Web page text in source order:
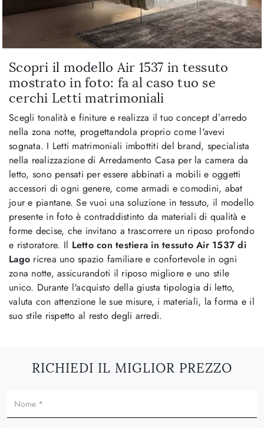
Scopri il modello Air 1537 in tessuto
mostrato in foto: fa al caso tuo se
cerchi Letti matrimoniali
Scegli tonalità e finiture e realizza il tuo concept d’arredo
nella zona notte, progettandola proprio come l'avevi
sognata. I Letti matrimoniali imbottiti del brand, specialista
nella realizzazione di Arredamento Casa per la camera da
letto, sono pensati per essere abbinati a mobili e oggetti
accessori di ogni genere, come armadi e comodini, abat
jour e piantane. Se vuoi una soluzione in tessuto, il modello
presente in foto è contraddistinto da materiali di qualità e
forme decise, che invitano a trascorrere un riposo profondo
e ristoratore. Il Letto con testiera in tessuto Air 1537 di
Lago ricrea uno spazio familiare e confortevole in ogni
zona notte, assicurandoti il riposo migliore e uno stile
unico. Durante l'acquisto della giusta tipologia di letto,
valuta con attenzione le sue misure, i materiali, la forma e il
suo stile rispetto al resto degli arredi.
RICHIEDI IL MIGLIOR PREZZO